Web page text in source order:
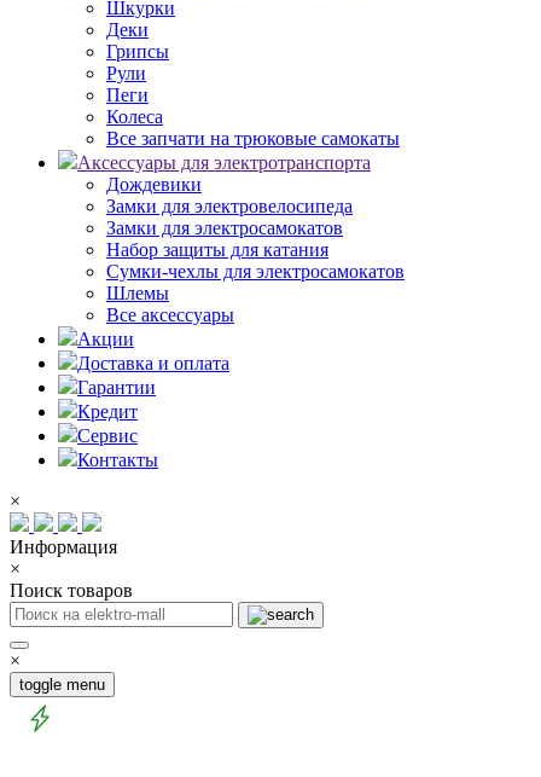
Шкурки
Деки
Грипсы
Рули
Пеги
Колеса
Все запчати на трюковые самокаты
Аксессуары для электротранспорта
Дождевики
Замки для электровелосипеда
Замки для электросамокатов
Набор защиты для катания
Сумки-чехлы для электросамокатов
Шлемы
Все аксессуары
Акции
Доставка и оплата
Гарантии
Кредит
Сервис
Контакты
×
Информация
×
Поиск товаров
×
toggle menu